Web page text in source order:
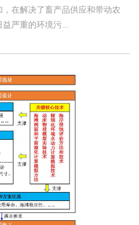
在解决了畜产品供应和带动农
严重的环境污...